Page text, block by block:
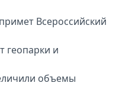
Всероссийский
геопарки и
объемы